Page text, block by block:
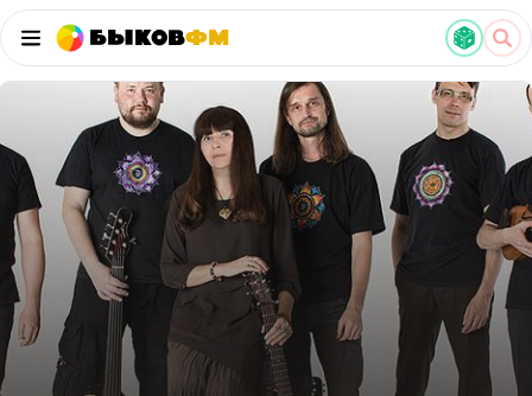
БыковФМ